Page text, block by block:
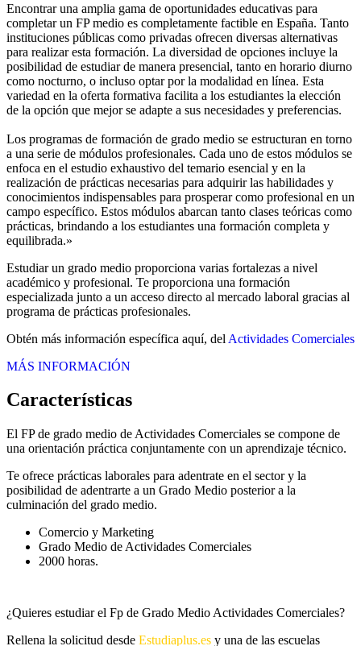
Encontrar una amplia gama de oportunidades educativas para
completar un FP medio es completamente factible en España. Tanto
instituciones públicas como privadas ofrecen diversas alternativas
para realizar esta formación. La diversidad de opciones incluye la
posibilidad de estudiar de manera presencial, tanto en horario diurno
como nocturno, o incluso optar por la modalidad en línea. Esta
variedad en la oferta formativa facilita a los estudiantes la elección
de la opción que mejor se adapte a sus necesidades y preferencias.
Los programas de formación de grado medio se estructuran en torno
a una serie de módulos profesionales. Cada uno de estos módulos se
enfoca en el estudio exhaustivo del temario esencial y en la
realización de prácticas necesarias para adquirir las habilidades y
conocimientos indispensables para prosperar como profesional en un
campo específico. Estos módulos abarcan tanto clases teóricas como
prácticas, brindando a los estudiantes una formación completa y
equilibrada.»
Estudiar un grado medio proporciona varias fortalezas a nivel
académico y profesional. Te proporciona una formación
especializada junto a un acceso directo al mercado laboral gracias al
programa de prácticas profesionales.
Obtén más información específica aquí, del Actividades Comerciales
MÁS INFORMACIÓN
Características
El FP de grado medio de Actividades Comerciales se compone de
una orientación práctica conjuntamente con un aprendizaje técnico.
Te ofrece prácticas laborales para adentrate en el sector y la
posibilidad de adentrarte a un Grado Medio posterior a la
culminación del grado medio.
Comercio y Marketing
Grado Medio de Actividades Comerciales
2000 horas.
¿Quieres estudiar el Fp de Grado Medio Actividades Comerciales?
Rellena la solicitud desde Estudiaplus.es y una de las escuelas